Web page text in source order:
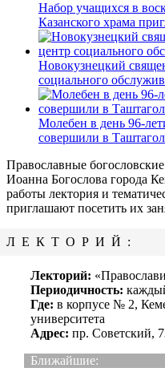
Набор учащихся в
Казанского храма
Новокузнецкий
социального
Молебен в день 96-
совершили в
Православные
Иоанна Богослова города
работы лектория и
приглашают посетить их
ЛЕКТОРИЙ:
Лекторий:
Периодичность:
Где: в корпусе № 2,
университета
Адрес: пр. Советский,
Ближайшие: